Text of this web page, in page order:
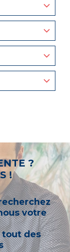
?
!
votre
tout des